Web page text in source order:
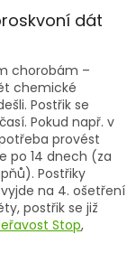
dát
chorobám –
chemické
Postřik se
Pokud např. v
provést
po 14 dnech (za
Postřiky
na 4. ošetření
postřik se již
Stop,